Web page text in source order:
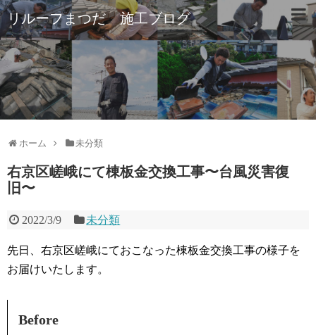
リルーフまつだ 施工ブログ
ホーム 未分類
右京区嵯峨にて棟板金交換工事〜台風災害復
旧〜
2022/3/9 未分類
先日、右京区嵯峨にておこなった棟板金交換工事の様子を
お届けいたします。
Before